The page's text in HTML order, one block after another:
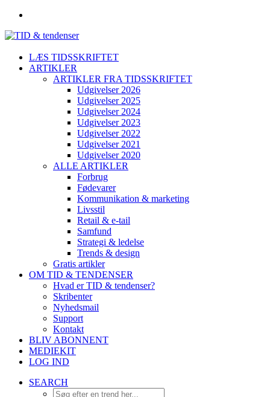
LÆS TIDSSKRIFTET
ARTIKLER
ARTIKLER FRA TIDSSKRIFTET
Udgivelser 2026
Udgivelser 2025
Udgivelser 2024
Udgivelser 2023
Udgivelser 2022
Udgivelser 2021
Udgivelser 2020
ALLE ARTIKLER
Forbrug
Fødevarer
Kommunikation & marketing
Livsstil
Retail & e-tail
Samfund
Strategi & ledelse
Trends & design
Gratis artikler
OM TID & TENDENSER
Hvad er TID & tendenser?
Skribenter
Nyhedsmail
Support
Kontakt
BLIV ABONNENT
MEDIEKIT
LOG IND
SEARCH